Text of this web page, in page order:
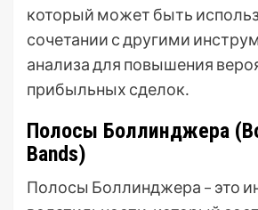
который может быть
сочетании с другими
анализа для повышения
прибыльных сделок․
Полосы Боллинджера
Bands)
Полосы Боллинджера – это